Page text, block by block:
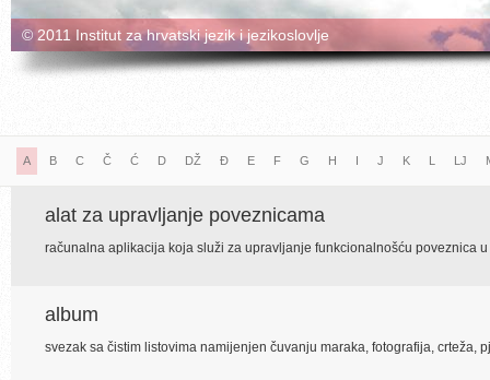
© 2011 Institut za hrvatski jezik i jezikoslovlje
A B C Č Ć D DŽ Đ E F G H I J K L LJ
alat za upravljanje poveznicama
računalna aplikacija koja služi za upravljanje funkcionalnošću poveznica
album
svezak sa čistim listovima namijenjen čuvanju maraka, fotografija, crteža,